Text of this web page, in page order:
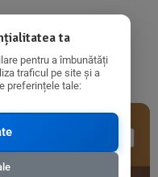
ta
pentru a îmbunătăți
traficul pe site și a
preferințele tale: